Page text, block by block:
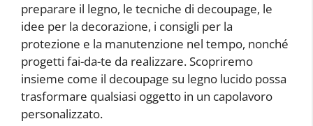
preparare il legno, le tecniche di decoupage, le
idee per la decorazione, i consigli per la
protezione e la manutenzione nel tempo, nonché
progetti fai-da-te da realizzare. Scopriremo
insieme come il decoupage su legno lucido possa
trasformare qualsiasi oggetto in un capolavoro
personalizzato.